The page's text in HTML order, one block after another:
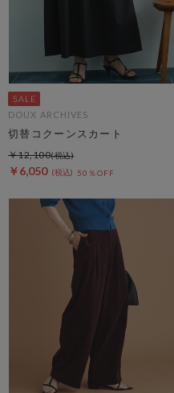
DOUX ARCHIVES
切替コクーンスカート
￥6,050 50％OFF
￥12,100